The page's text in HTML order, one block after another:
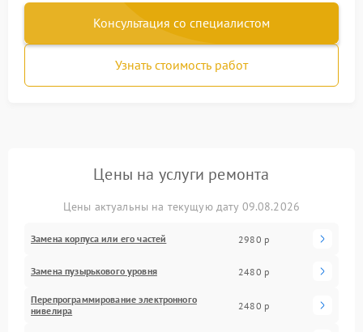
Консультация со специалистом
Узнать стоимость работ
Цены на услуги ремонта
Цены актуальны на текущую дату 09.08.2026
Замена корпуса или его частей 2980 р
Замена пузырькового уровня 2480 р
Перепрограммирование электронного
нивелира
2480 р